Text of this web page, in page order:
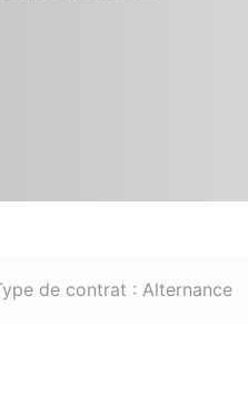
de contrat : Alternance